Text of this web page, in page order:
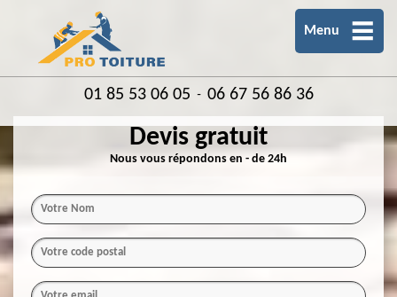
Menu
01 85 53 06 05 - 06 67 56 86 36
Devis gratuit
Nous vous répondons en - de 24h